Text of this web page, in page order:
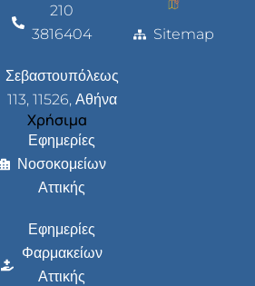
210
3816404
Σεβαστουπόλεως
113, 11526, Αθήνα
Χρήσιμα
Εφημερίες
Νοσοκομείων
Αττικής
Εφημερίες
Φαρμακείων
Αττικής
Sitemap